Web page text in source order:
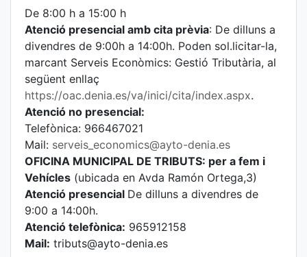
De 8:00 h a 15:00 h
Atenció presencial amb cita prèvia: De dilluns a
divendres de 9:00h a 14:00h. Poden sol.licitar-la,
marcant Serveis Econòmics: Gestió Tributària, al
següent enllaç
https://oac.denia.es/va/inici/cita/index.aspx.
Atenció no presencial:
Telefònica: 966467021
Mail: serveis_economics@ayto-denia.es
OFICINA MUNICIPAL DE TRIBUTS: per a fem i
Vehícles (ubicada en Avda Ramón Ortega,3)
Atenció presencial De dilluns a divendres de
9:00 a 14:00h.
Atenció telefònica: 965912158
Mail: tributs@ayto-denia.es